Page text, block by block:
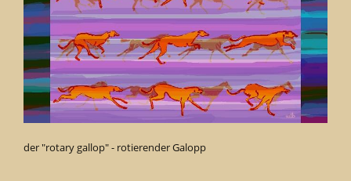
der "rotary gallop" - rotierender Galopp